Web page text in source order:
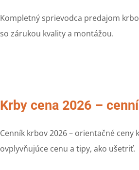
Kompletný sprievodca predajom
so zárukou kvality a montážou.
Krby cena 2026 –
Cenník krbov 2026 – orientačné
ovplyvňujúce cenu a tipy, ako ušetriť.